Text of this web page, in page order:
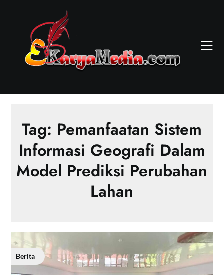
Tag: Pemanfaatan Sistem
Informasi Geografi Dalam
Model Prediksi Perubahan
Lahan
Berita